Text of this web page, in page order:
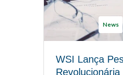
News
WSI Lança
Revolucionária